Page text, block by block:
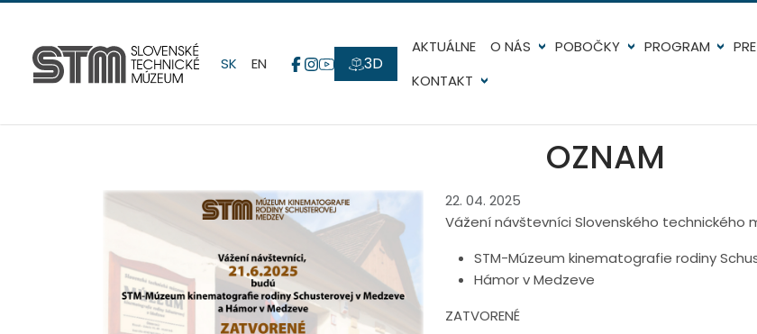
AKTUÁLNE O NÁS POBOČKY PROGRAM
KONTAKT
SK EN 3D
OZNAM
22. 04. 2025
Vážení návštevníci Slovenského technického
STM-Múzeum kinematografie rodiny
Hámor v Medzeve
ZATVORENÉ